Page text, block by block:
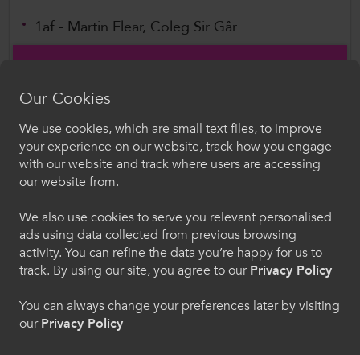
1af - Martin Flear, Coleg Sir Gâr
Coleg Sir Gâr
3ydd - Carwyn
Jones, Coleg
Gŵyr Abertawe
Ras Merched - Staff
1af - Jess O’Driscoll, Coleg Gŵyr Abertawe
2il - Laura Borelli, Coleg Gŵyr Abertawe
3ydd - Carolyn Thomas, ColegauCymru
Croeso i ColegauCymru
Dewiswch eich iaith. Trwy ddefnyddio'r safle we
Cymraeg
Welcome to CollegesWales
Please select your language preference. By using
Our Cookies
We use cookies, which are small text files, to improve
your experience on our website, track how you engage
with our website and track where users are accessing
our website from.
We also use cookies to serve you relevant personalised
ads using data collected from previous browsing
activity. You can refine the data you’re happy for us to
track. By using our site, you agree to ourPrivacy Policy
You can always change your preferences later by visiting
ourPrivacy Policy